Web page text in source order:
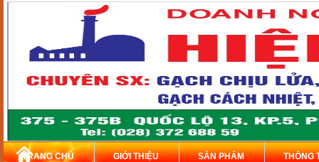
TRANG CHỦ GIỚI THIỆU SẢN PHẨM THÔNG